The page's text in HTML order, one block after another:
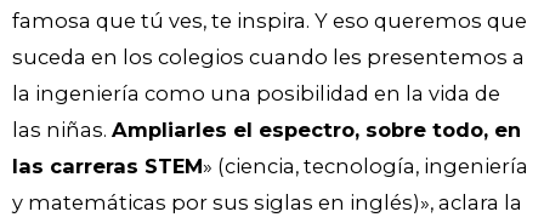
famosa que tú ves, te inspira. Y eso queremos que
suceda en los colegios cuando les presentemos a
la ingeniería como una posibilidad en la vida de
las niñas. Ampliarles el espectro, sobre todo, en
las carreras STEM» (ciencia, tecnología, ingeniería
y matemáticas por sus siglas en inglés)», aclara la